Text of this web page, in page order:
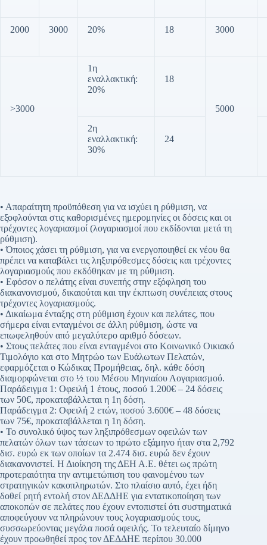
2000 3000 20% 18 3000
>3000
1η
εναλλακτική:
20%
18
5000
2η
εναλλακτική:
30%
24
• Απαραίτητη προϋπόθεση για να ισχύει η ρύθμιση, να
εξοφλούνται στις καθορισμένες ημερομηνίες οι δόσεις και οι
τρέχοντες λογαριασμοί (λογαριασμοί που εκδίδονται μετά τη
ρύθμιση).
• Όποιος χάσει τη ρύθμιση, για να ενεργοποιηθεί εκ νέου θα
πρέπει να καταβάλει τις ληξιπρόθεσμες δόσεις και τρέχοντες
λογαριασμούς που εκδόθηκαν με τη ρύθμιση.
• Εφόσον ο πελάτης είναι συνεπής στην εξόφληση του
διακανονισμού, δικαιούται και την έκπτωση συνέπειας στους
τρέχοντες λογαριασμούς.
• Δικαίωμα ένταξης στη ρύθμιση έχουν και πελάτες, που
σήμερα είναι ενταγμένοι σε άλλη ρύθμιση, ώστε να
επωφεληθούν από μεγαλύτερο αριθμό δόσεων.
• Στους πελάτες που είναι ενταγμένοι στο Κοινωνικό Οικιακό
Τιμολόγιο και στο Μητρώο των Ευάλωτων Πελατών,
εφαρμόζεται ο Κώδικας Προμήθειας, δηλ. κάθε δόση
διαμορφώνεται στο ½ του Μέσου Μηνιαίου Λογαριασμού.
Παράδειγμα 1: Οφειλή 1 έτους, ποσού 1.200€ – 24 δόσεις
των 50€, προκαταβάλλεται η 1η δόση.
Παράδειγμα 2: Οφειλή 2 ετών, ποσού 3.600€ – 48 δόσεις
των 75€, προκαταβάλλεται η 1η δόση.
• Το συνολικό ύψος των ληξιπρόθεσμων οφειλών των
πελατών όλων των τάσεων το πρώτο εξάμηνο ήταν στα 2,792
δισ. ευρώ εκ των οποίων τα 2.474 δισ. ευρώ δεν έχουν
διακανονιστεί. Η Διοίκηση της ΔΕΗ Α.Ε. θέτει ως πρώτη
προτεραιότητα την αντιμετώπιση του φαινομένου των
στρατηγικών κακοπληρωτών. Στο πλαίσιο αυτό, έχει ήδη
δοθεί ρητή εντολή στον ΔΕΔΔΗΕ για εντατικοποίηση των
αποκοπών σε πελάτες που έχουν εντοπιστεί ότι συστηματικά
αποφεύγουν να πληρώνουν τους λογαριασμούς τους,
συσσωρεύοντας μεγάλα ποσά οφειλής. Το τελευταίο δίμηνο
έχουν προωθηθεί προς τον ΔΕΔΔΗΕ περίπου 30.000